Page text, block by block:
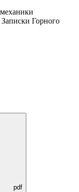
Горного
pdf